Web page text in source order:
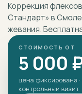
Коррекция
Стандарт» в
жевания.
СТОИМОСТЬ ОТ
5 000
цена фиксирована
контрольный визит